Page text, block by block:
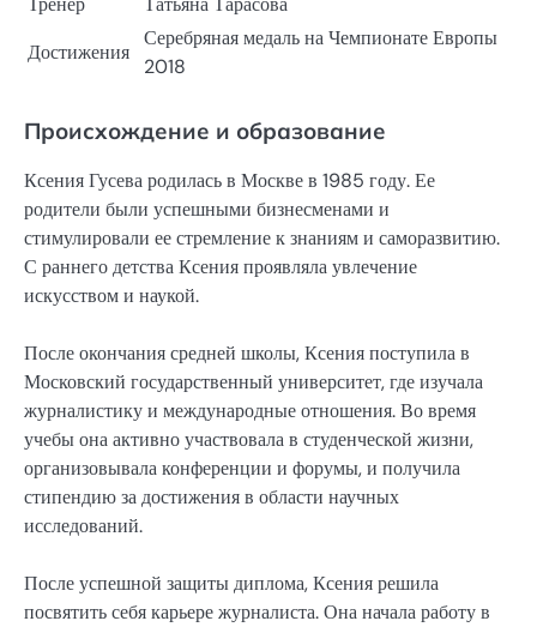
Достижения
Серебряная медаль на Чемпионате Европы
2018
Происхождение и образование
Ксения Гусева родилась в Москве в 1985 году. Ее
родители были успешными бизнесменами и
стимулировали ее стремление к знаниям и саморазвитию.
С раннего детства Ксения проявляла увлечение
искусством и наукой.
После окончания средней школы, Ксения поступила в
Московский государственный университет, где изучала
журналистику и международные отношения. Во время
учебы она активно участвовала в студенческой жизни,
организовывала конференции и форумы, и получила
стипендию за достижения в области научных
исследований.
После успешной защиты диплома, Ксения решила
посвятить себя карьере журналиста. Она начала работу в